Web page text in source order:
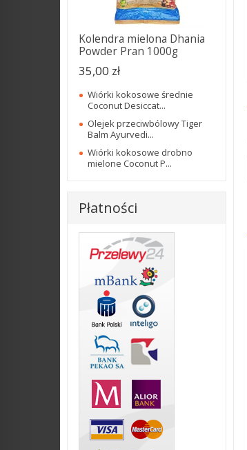
Kolendra mielona Dhania
Powder Pran 1000g
35,00 zł
Wiórki kokosowe średnie
Coconut Desiccat...
Olejek przeciwbólowy Tiger
Balm Ayurvedi...
Wiórki kokosowe drobno
mielone Coconut P...
Płatności